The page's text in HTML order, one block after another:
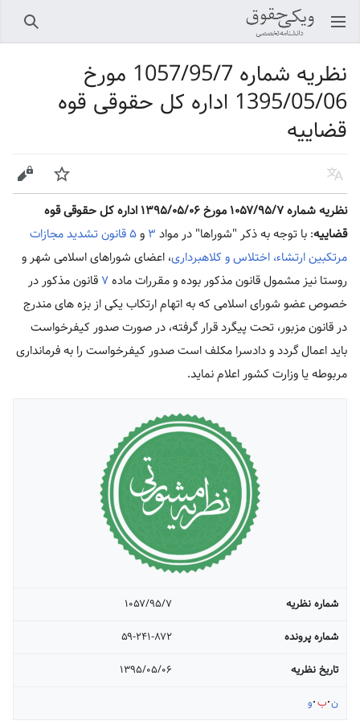
باز کردن منو اصلی جستجو
نظریه شماره 1057/95/7 مورخ
1395/05/06 اداره کل حقوقی قوه
قضاییه
زبان پیگیری ویرایش
نظریه شماره ۱۰۵۷/۹۵/۷ مورخ ۱۳۹۵/۰۵/۰۶ اداره کل حقوقی قوه
قضاییه: با توجه به ذکر "شوراها" در مواد ۳ و
۵ قانون تشدید مجازات
مرتکبین ارتشاء، اختلاس و کلاهبرداری، اعضای شوراهای اسلامی شهر و
روستا نیز مشمول قانون مذکور بوده و مقررات ماده۷ قانون مذکور در
خصوص عضو شورای اسلامی که به اتهام ارتکاب یکی از بزه های مندرج
در قانون مزبور، تحت پیگرد قرار گرفته، در صورت صدور کیفرخواست
باید اعمال گردد و دادسرا مکلف است صدور کیفرخواست را به فرمانداری
مربوطه یا وزارت کشور اعلام نماید.
شماره نظریه
۱۰۵۷/۹۵/۷
شماره پرونده
۵۹-۲۴۱-۸۷۲
تاریخ نظریه
۱۳۹۵/۰۵/۰۶
ن ب و